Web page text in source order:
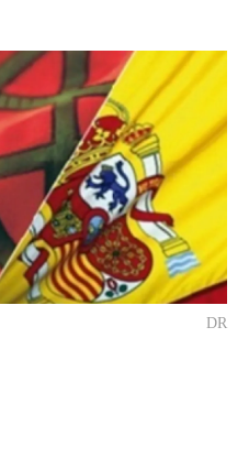
DR